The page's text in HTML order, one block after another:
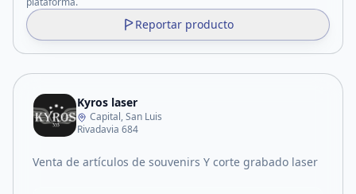
Reportar producto
Kyros laser
Capital, San Luis
Rivadavia 684
Venta de artículos de souvenirs Y corte grabado laser